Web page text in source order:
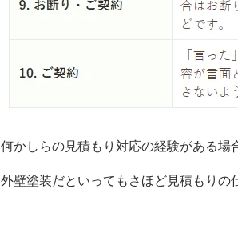
何かしらの見積もり対応の経験がある場
外壁塗装だといってもさほど見積もりの